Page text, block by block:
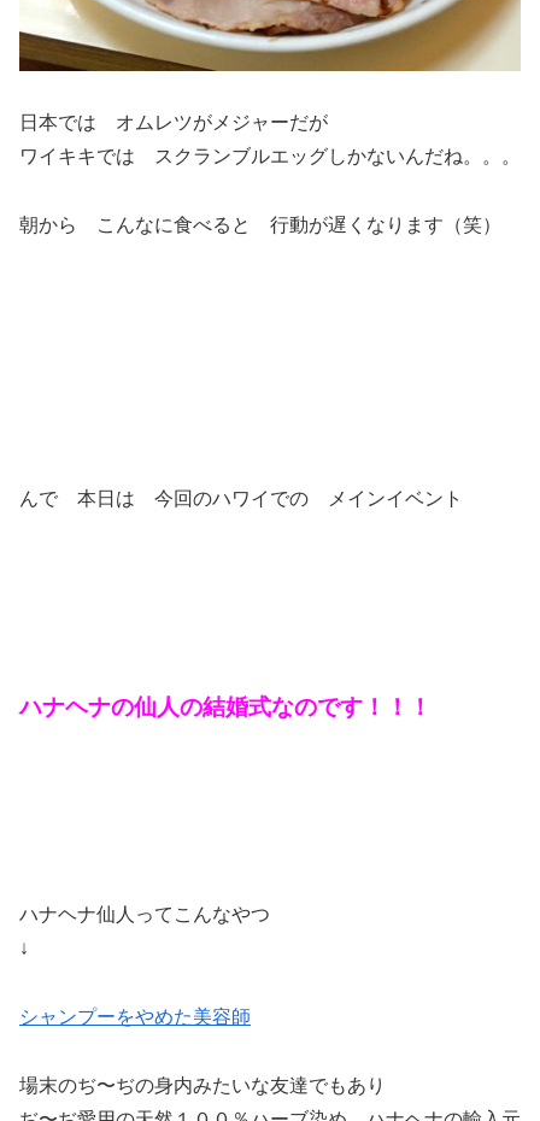
日本では オムレツがメジャーだが
ワイキキでは スクランブルエッグしかないんだね。。。
朝から こんなに食べると 行動が遅くなります（笑）
んで 本日は 今回のハワイでの メインイベント
ハナヘナの仙人の結婚式なのです！！！
ハナヘナ仙人ってこんなやつ
↓
シャンプーをやめた美容師
場末のぢ〜ぢの身内みたいな友達でもあり